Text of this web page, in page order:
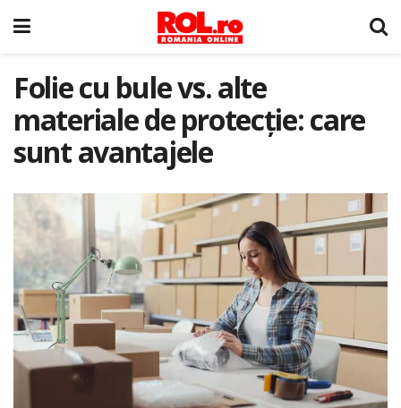
Folie cu bule vs. alte
materiale de protecție: care
sunt avantajele